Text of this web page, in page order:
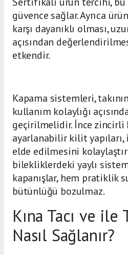
güvence sağlar. Ayrıca
karşı dayanıklı olması,
açısından
etkendir.
Kapama sistemleri,
kullanım kolaylığı
geçirilmelidir. İnce zincirli
ayarlanabilir kilit
elde edilmesini
bilekliklerdeki yaylı
kapanışlar, hem pratiklik
bütünlüğü bozulmaz.
Kına Tacı ve ile
Nasıl Sağlanır?